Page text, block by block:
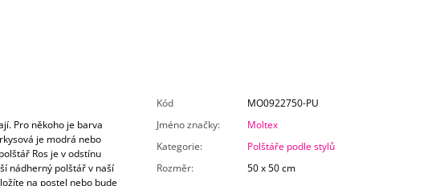
Pro někoho je barva
je modrá nebo
Ros je v odstínu
nádherný polštář v naší
na postel nebo bude
Kód
MO0922750-PU
Jméno značky:
Moltex
Kategorie:
Polštáře podle stylů
Rozměr:
50 x 50 cm